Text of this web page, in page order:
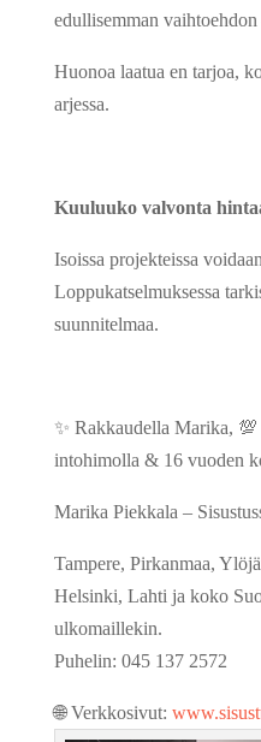
edullisemman
Huonoa laatua en tarjoa,
arjessa.
Kuuluuko valvonta
Isoissa projekteissa
Loppukatselmuksessa
suunnitelmaa.
✨ Rakkaudella Marika, 💯
intohimolla & 16 vuoden
Marika Piekkala –
Tampere, Pirkanmaa,
Helsinki, Lahti ja koko
ulkomaillekin.
Puhelin: 045 137 2572
🌐 Verkkosivut: